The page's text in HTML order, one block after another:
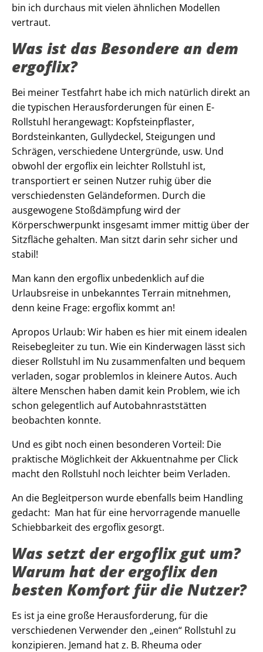
bin ich durchaus mit vielen ähnlichen Modellen
vertraut.
Was ist das Besondere an dem
ergoflix?
Bei meiner Testfahrt habe ich mich natürlich direkt an
die typischen Herausforderungen für einen E-
Rollstuhl herangewagt: Kopfsteinpflaster,
Bordsteinkanten, Gullydeckel, Steigungen und
Schrägen, verschiedene Untergründe, usw. Und
obwohl der ergoflix ein leichter Rollstuhl ist,
transportiert er seinen Nutzer ruhig über die
verschiedensten Geländeformen. Durch die
ausgewogene Stoßdämpfung wird der
Körperschwerpunkt insgesamt immer mittig über der
Sitzfläche gehalten. Man sitzt darin sehr sicher und
stabil!
Man kann den ergoflix unbedenklich auf die
Urlaubsreise in unbekanntes Terrain mitnehmen,
denn keine Frage: ergoflix kommt an!
Apropos Urlaub: Wir haben es hier mit einem idealen
Reisebegleiter zu tun. Wie ein Kinderwagen lässt sich
dieser Rollstuhl im Nu zusammenfalten und bequem
verladen, sogar problemlos in kleinere Autos. Auch
ältere Menschen haben damit kein Problem, wie ich
schon gelegentlich auf Autobahnraststätten
beobachten konnte.
Und es gibt noch einen besonderen Vorteil: Die
praktische Möglichkeit der Akkuentnahme per Click
macht den Rollstuhl noch leichter beim Verladen.
An die Begleitperson wurde ebenfalls beim Handling
gedacht: Man hat für eine hervorragende manuelle
Schiebbarkeit des ergoflix gesorgt.
Was setzt der ergoflix gut um?
Warum hat der ergoflix den
besten Komfort für die Nutzer?
Es ist ja eine große Herausforderung, für die
verschiedenen Verwender den „einen“ Rollstuhl zu
konzipieren. Jemand hat z. B. Rheuma oder